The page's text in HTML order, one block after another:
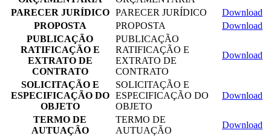
PARECER JURÍDICO
PARECER JURÍDICO
Download
PROPOSTA
PROPOSTA
Download
PUBLICAÇÃO
RATIFICAÇÃO E
EXTRATO DE
CONTRATO
PUBLICAÇÃO
RATIFICAÇÃO E
EXTRATO DE
CONTRATO
Download
SOLICITAÇÃO E
ESPECIFICAÇÃO DO
OBJETO
SOLICITAÇÃO E
ESPECIFICAÇÃO DO
OBJETO
Download
TERMO DE
AUTUAÇÃO
TERMO DE
AUTUAÇÃO
Download